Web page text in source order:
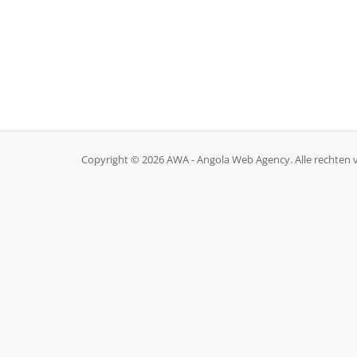
Copyright © 2026 AWA - Angola Web Agency. Alle